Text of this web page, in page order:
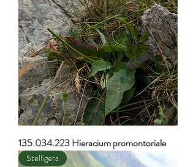
135.034.223 Hieracium promontoriale
Stelligera